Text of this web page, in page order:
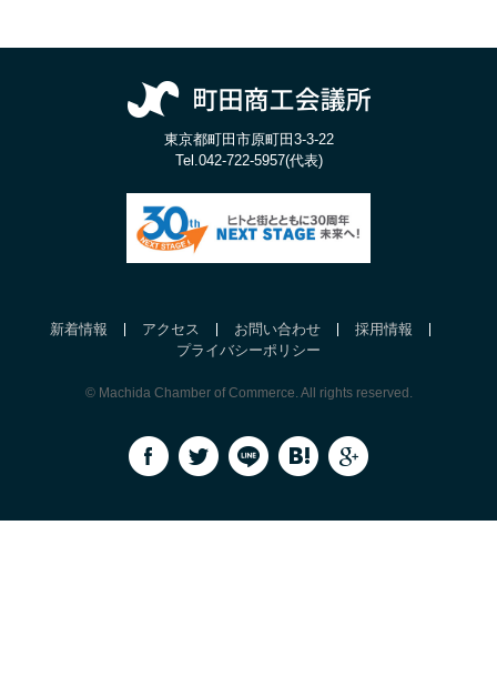
東京都町田市原町田3-3-22
Tel.042-722-5957(代表)
新着情報 アクセス お問い合わせ
採用情報
プライバシーポリシー
© Machida Chamber of Commerce. All rights reserved.